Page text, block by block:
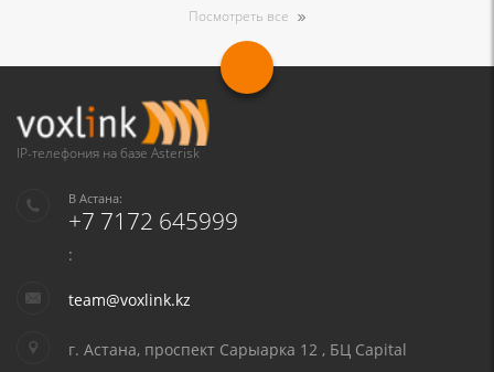
Посмотреть все
IP-телефония на базе Asterisk
В Астана:
+7 7172 645999
:
team@voxlink.kz
г. Астана, проспект Сарыарка 12 , БЦ Capital